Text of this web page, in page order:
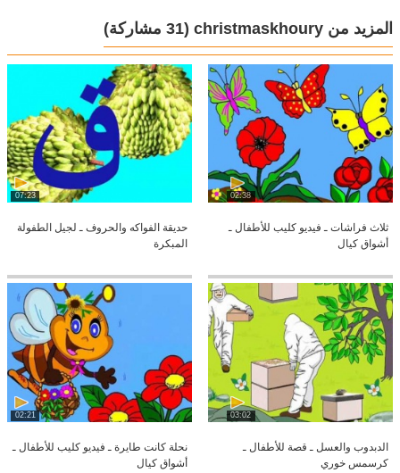
المزيد من christmaskhoury (31 مشاركة)
02:38
ثلاث فراشات ـ فيديو كليب للأطفال ـ
أشواق كيال
07:23
حديقة الفواكه والحروف ـ لجيل الطفولة
المبكرة
03:02
الدبدوب والعسل ـ قصة للأطفال ـ
كرسمس خوري
02:21
نحلة كانت طايرة ـ فيديو كليب للأطفال ـ
أشواق كيال